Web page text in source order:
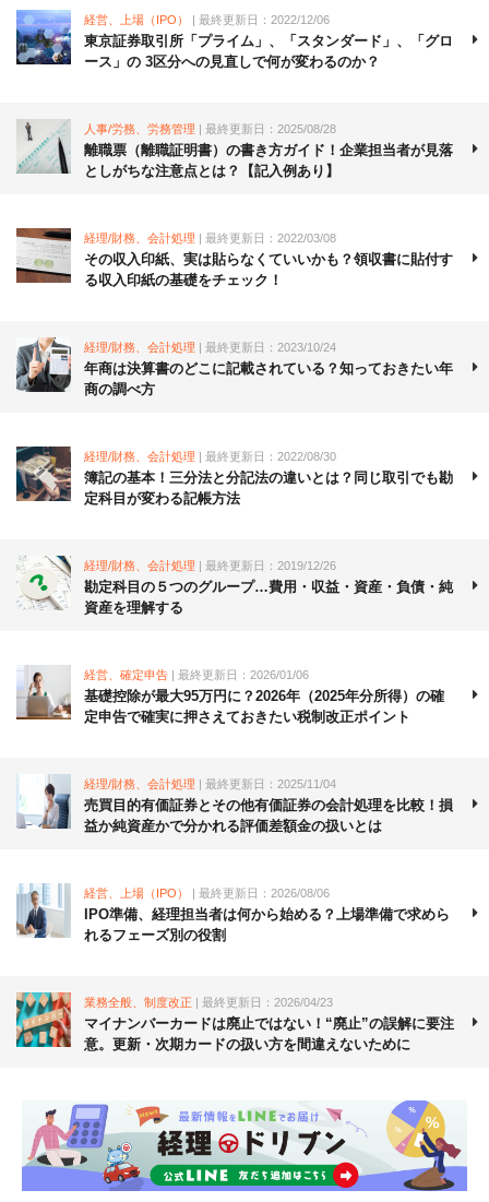
経営、上場（IPO） | 最終更新日：2022/12/06
東京証券取引所「プライム」、「スタンダード」、「グロ
ース」の 3区分への見直しで何が変わるのか？
人事/労務、労務管理 | 最終更新日：2025/08/28
離職票（離職証明書）の書き方ガイド！企業担当者が見落
としがちな注意点とは？【記入例あり】
経理/財務、会計処理 | 最終更新日：2022/03/08
その収入印紙、実は貼らなくていいかも？領収書に貼付す
る収入印紙の基礎をチェック！
経理/財務、会計処理 | 最終更新日：2023/10/24
年商は決算書のどこに記載されている？知っておきたい年
商の調べ方
経理/財務、会計処理 | 最終更新日：2022/08/30
簿記の基本！三分法と分記法の違いとは？同じ取引でも勘
定科目が変わる記帳方法
経理/財務、会計処理 | 最終更新日：2019/12/26
勘定科目の５つのグループ…費用・収益・資産・負債・純
資産を理解する
経営、確定申告 | 最終更新日：2026/01/06
基礎控除が最大95万円に？2026年（2025年分所得）の確
定申告で確実に押さえておきたい税制改正ポイント
経理/財務、会計処理 | 最終更新日：2025/11/04
売買目的有価証券とその他有価証券の会計処理を比較！損
益か純資産かで分かれる評価差額金の扱いとは
経営、上場（IPO） | 最終更新日：2026/08/06
IPO準備、経理担当者は何から始める？上場準備で求めら
れるフェーズ別の役割
業務全般、制度改正 | 最終更新日：2026/04/23
マイナンバーカードは廃止ではない！“廃止”の誤解に要注
意。更新・次期カードの扱い方を間違えないために